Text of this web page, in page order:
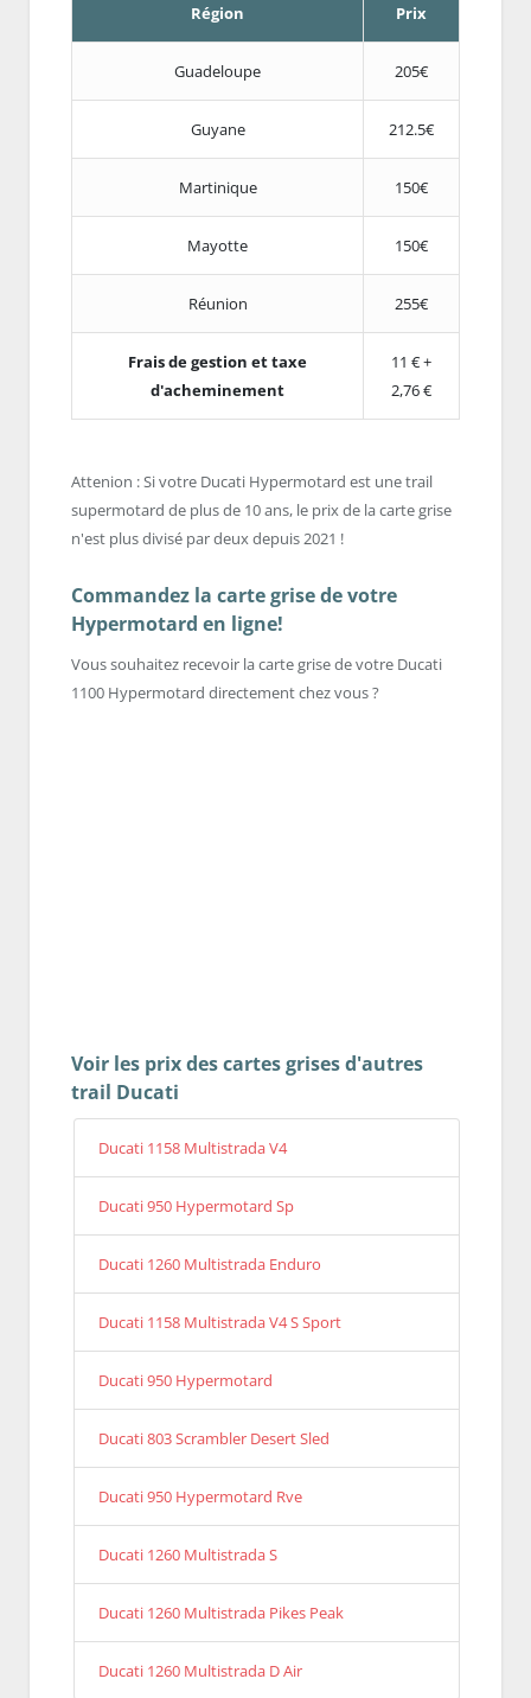
Région Prix
Guadeloupe 205€
Guyane 212.5€
Martinique 150€
Mayotte 150€
Réunion 255€
Frais de gestion et taxe
d'acheminement
11 € +
2,76 €
Attenion : Si votre Ducati Hypermotard est une trail
supermotard de plus de 10 ans, le prix de la carte grise
n'est plus divisé par deux depuis 2021 !
Commandez la carte grise de votre
Hypermotard en ligne!
Vous souhaitez recevoir la carte grise de votre Ducati
1100 Hypermotard directement chez vous ?
Voir les prix des cartes grises d'autres
trail Ducati
Ducati 1158 Multistrada V4
Ducati 950 Hypermotard Sp
Ducati 1260 Multistrada Enduro
Ducati 1158 Multistrada V4 S Sport
Ducati 950 Hypermotard
Ducati 803 Scrambler Desert Sled
Ducati 950 Hypermotard Rve
Ducati 1260 Multistrada S
Ducati 1260 Multistrada Pikes Peak
Ducati 1260 Multistrada D Air